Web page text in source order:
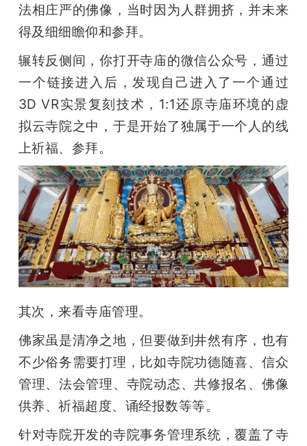
法相庄严的佛像，当时因为人群拥挤，并未来
得及细细瞻仰和参拜。
辗转反侧间，你打开寺庙的微信公众号，通过
一个链接进入后，发现自己进入了一个通过
3D VR实景复刻技术，1:1还原寺庙环境的虚
拟云寺院之中，于是开始了独属于一个人的线
上祈福、参拜。
其次，来看寺庙管理。
佛家虽是清净之地，但要做到井然有序，也有
不少俗务需要打理，比如寺院功德随喜、信众
管理、法会管理、寺院动态、共修报名、佛像
供养、祈福超度、诵经报数等等。
针对寺院开发的寺院事务管理系统，覆盖了寺